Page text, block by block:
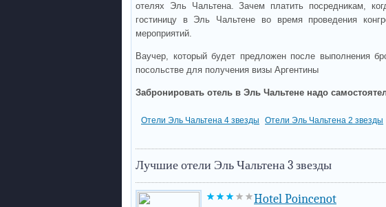
отелях Эль Чальтена. Зачем платить посредникам,
гостиницу в Эль Чальтене во время проведения
мероприятий.
Ваучер, который будет предложен после выполнения
посольстве для получения визы Аргентины
Забронировать отель в Эль Чальтене надо
Отели Эль Чальтена 4 звезды Отели Эль Чальтена 2 звезды
Лучшие отели Эль Чальтена 3 звезды
Hotel Poincenot